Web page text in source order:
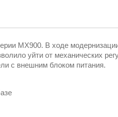
MX900. В ходе
уйти от механических
с внешним блоком питания.